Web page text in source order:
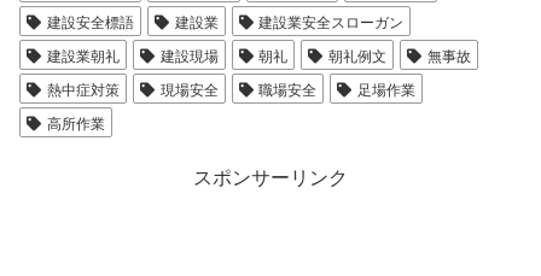
建設安全標語
建設業
建設業安全スローガン
建設業朝礼
建設現場 朝礼 朝礼例文
無事故
熱中症対策
現場安全 職場安全
足場作業
高所作業
スポンサーリンク